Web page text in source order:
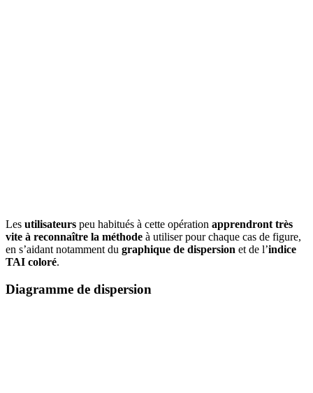
Les utilisateurs peu habitués à cette opération apprendront très
vite à reconnaître la méthode à utiliser pour chaque cas de figure,
en s’aidant notamment du graphique de dispersion et de l’indice
TAI coloré.
Diagramme de dispersion